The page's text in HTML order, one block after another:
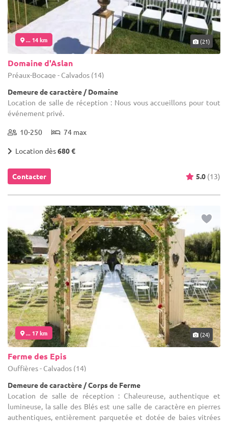
... 14 km (21)
Domaine d'Aslan
Préaux-Bocage - Calvados (14)
Demeure de caractère / Domaine
Location de salle de réception : Nous vous accueillons pour tout
événement privé.
10-250 74 max
Location dès680 €
Contacter 5.0 (13)
... 17 km (24)
Ferme des Epis
Ouffières - Calvados (14)
Demeure de caractère / Corps de Ferme
Location de salle de réception : Chaleureuse, authentique et
lumineuse, la salle des Blés est une salle de caractère en pierres
authentiques, entièrement parquetée et dotée de baies vitrées